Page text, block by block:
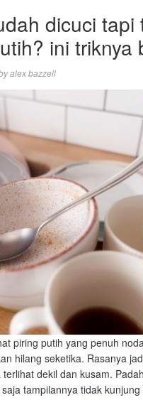
dicuci
ini
alex bazzell
piring putih yang penuh
hilang seketika. Rasanya
dekil dan kusam.
tampilannya tidak